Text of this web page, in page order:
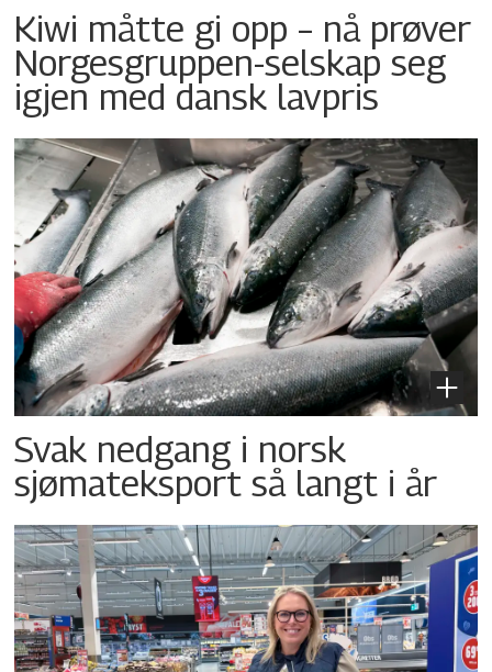
Kiwi måtte gi opp – nå prøver
Norgesgruppen-selskap seg
igjen med dansk lavpris
Svak nedgang i norsk
sjømateksport så langt i år